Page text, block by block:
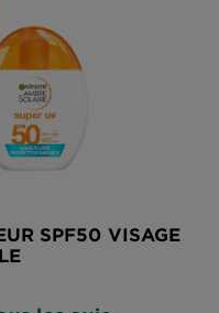
SPF50 VISAGE